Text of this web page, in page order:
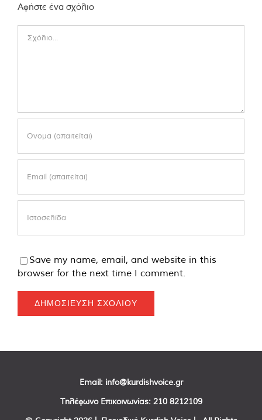
Αφήστε ένα σχόλιο
Save my name, email, and website in this
browser for the next time I comment.
Email: info@kurdishvoice.gr
Τηλέφωνο Επικοινωνίας: 210 8212109